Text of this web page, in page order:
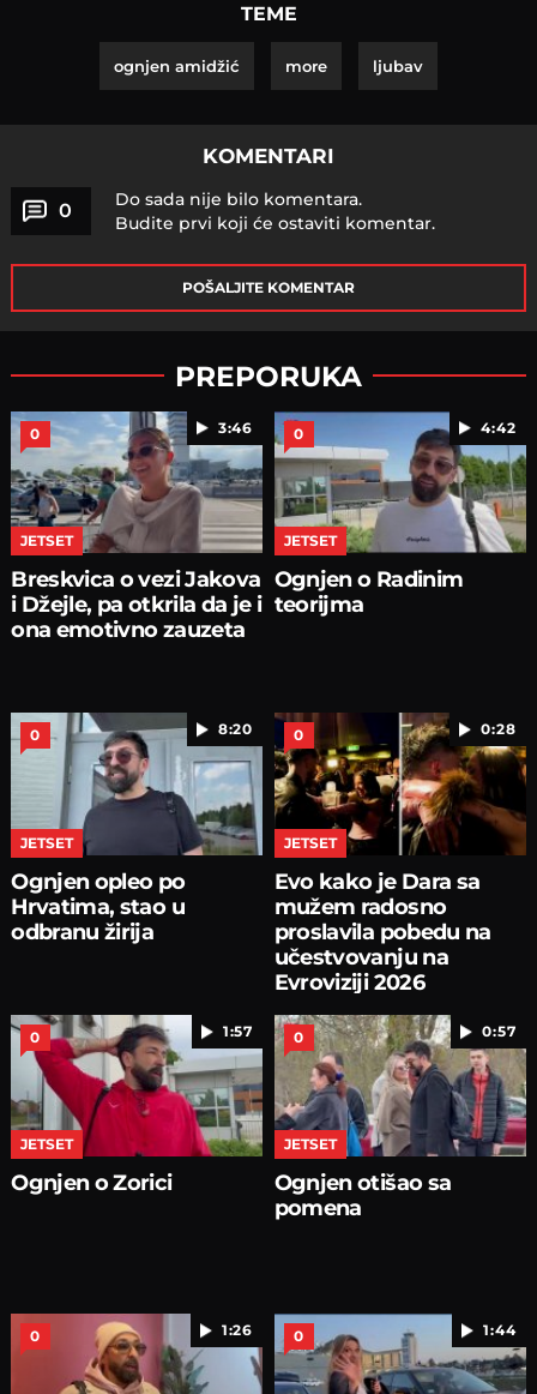
TEME
ognjen amidžić more ljubav
KOMENTARI
0
Do sada nije bilo komentara.
Budite prvi koji će ostaviti komentar.
POŠALJITE KOMENTAR
PREPORUKA
3:46
0
JETSET
Breskvica o vezi Jakova
i Džejle, pa otkrila da je i
ona emotivno zauzeta
4:42
0
JETSET
Ognjen o Radinim
teorijma
8:20
0
JETSET
Ognjen opleo po
Hrvatima, stao u
odbranu žirija
0:28
0
JETSET
Evo kako je Dara sa
mužem radosno
proslavila pobedu na
učestvovanju na
Evroviziji 2026
1:57
0
JETSET
Ognjen o Zorici
0:57
0
JETSET
Ognjen otišao sa
pomena
1:26
0 1:44
0